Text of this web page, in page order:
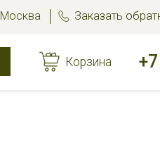
Москва Заказать
Корзина